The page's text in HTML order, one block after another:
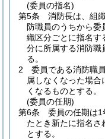
(委員の指名)
第5条
消防長は、組
防職員のうちから委
織区分ごとに指名す
分に所属する消防職
る。
2
委員である消防職
属しなくなった場
くなるものとする。
(委員の任期)
第6条
委員の任期は1
たとき新たに指名さ
とする。